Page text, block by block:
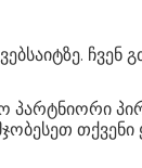
პარტნიორი